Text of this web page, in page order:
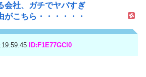
会社、ガチでヤバすぎ
がこちら・・・・・・
ID:F1E77GCl0